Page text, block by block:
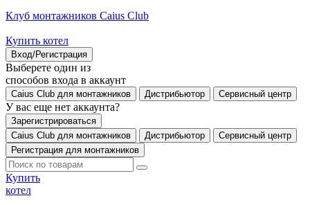
Клуб монтажников Caius Club
Купить котел
Вход/Регистрация
Выберете один из
способов входа в аккаунт
Caius Club для монтажников Дистрибьютор Сервисный центр
У вас еще нет аккаунта?
Зарегистрироваться
Caius Club для монтажников
Дистрибьютор
Сервисный центр
Регистрация для монтажников
Купить
котел